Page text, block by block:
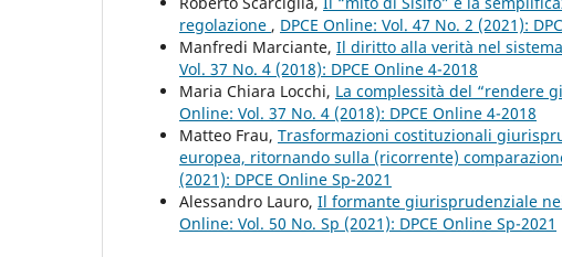
regolazione , DPCE Online: Vol. 47 No. 2 (2021):
Manfredi Marciante, Il diritto alla verità nel
Vol. 37 No. 4 (2018): DPCE Online 4-2018
Maria Chiara Locchi, La complessità del “rendere
Online: Vol. 37 No. 4 (2018): DPCE Online 4-2018
Matteo Frau, Trasformazioni costituzionali
europea, ritornando sulla (ricorrente)
(2021): DPCE Online Sp-2021
Alessandro Lauro, Il formante giurisprudenziale
Online: Vol. 50 No. Sp (2021): DPCE Online Sp-2021